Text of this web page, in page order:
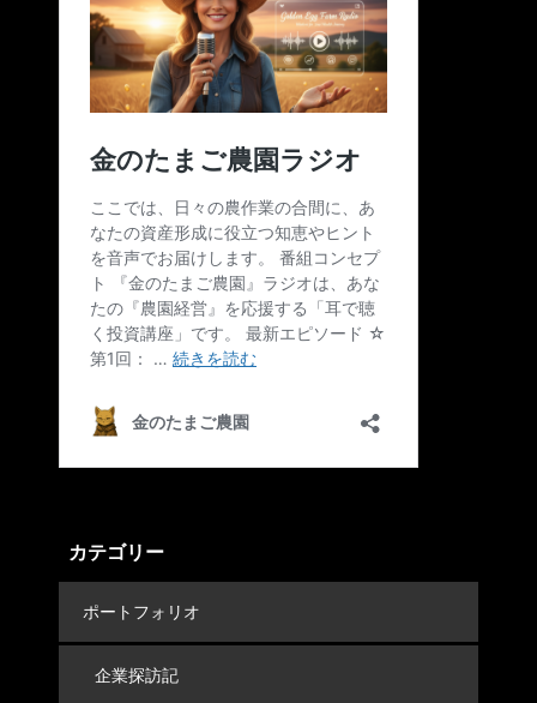
カテゴリー
ポートフォリオ
企業探訪記